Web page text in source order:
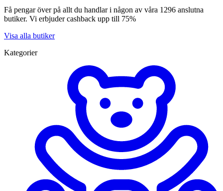
Få pengar över på allt du handlar i någon av våra 1296 anslutna
butiker. Vi erbjuder cashback upp till 75%
Visa alla butiker
Kategorier